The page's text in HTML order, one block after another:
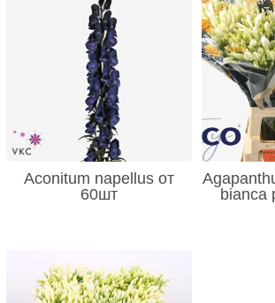
Aconitum napellus от
60шт
bianca